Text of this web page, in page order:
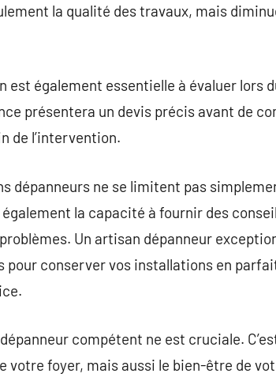
la qualité des travaux, mais
également essentielle à évaluer lors
présentera un devis précis avant de
de l’intervention.
dépanneurs ne se limitent pas
la capacité à fournir des
Un artisan dépanneur
pour conserver vos installations en
compétent ne est cruciale.
foyer, mais aussi le bien-être de